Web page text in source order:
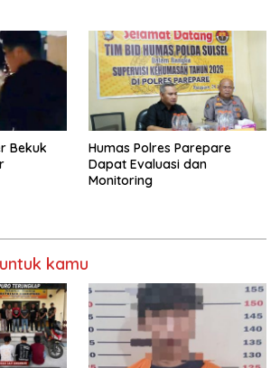
Bekuk
Humas Polres Parepare
Dapat Evaluasi dan
Monitoring
kamu